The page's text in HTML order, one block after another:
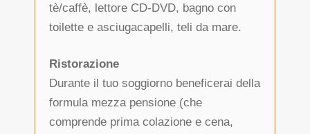
tè/caffè, lettore CD-DVD, bagno con
toilette e asciugacapelli, teli da mare.
Ristorazione
Durante il tuo soggiorno beneficerai della
formula mezza pensione (che
comprende prima colazione e cena,